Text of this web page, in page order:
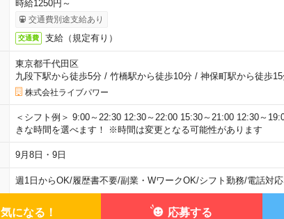
時給1250円～
交通費別途支給あり
交通費 支給（規定有り）
東京都千代田区
九段下駅から徒歩5分/ 竹橋駅から徒歩10分/ 神保町駅から徒歩15
株式会社ライブパワー
＜シフト例＞ 9:00～22:30 12:30～22:00 15:30～21:00 12:30～
きな時間を選べます！ ※時間は変更となる可能性があります
9月8日・9日
週1日からOK/履歴書不要/副業・WワークOK/シフト勤務/電話対
気になる！ 応募する